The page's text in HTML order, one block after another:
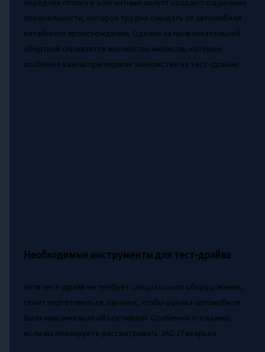
передняя оптика и элегантный силуэт создают ощущение
премиальности, которое трудно ожидать от автомобиля
китайского происхождения. Однако за привлекательной
оберткой скрывается множество нюансов, которые
особенно важны при первом знакомстве на тест-драйве.
Необходимые инструменты для тест-драйва
Хотя тест-драйв не требует специального оборудования,
стоит подготовиться заранее, чтобы оценка автомобиля
была максимально объективной. Особенно это важно,
если вы планируете рассматривать JAC J7 всерьез.